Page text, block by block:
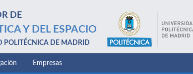
DE
Y DEL ESPACIO
POLITÉCNICA DE MADRID
Empresas